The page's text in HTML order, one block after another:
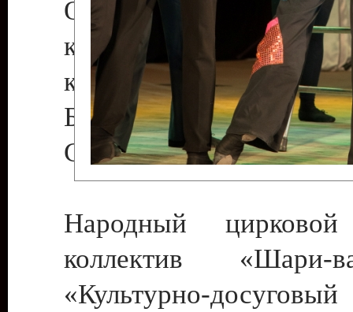
Образцовый
коллектив
культуры с.
Бендеры ,
Светлана Георгиевна
Народный цирковой
коллектив
«Культурно-